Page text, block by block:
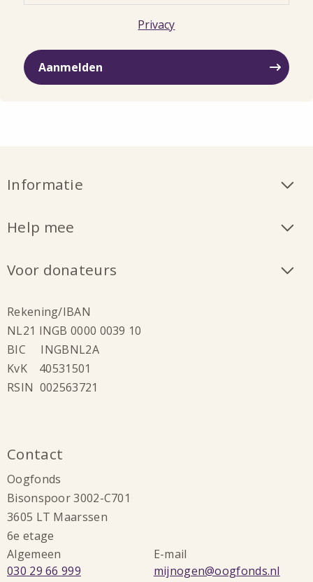
Privacy
Informatie
Help mee
Voor donateurs
Rekening/IBAN
NL21 INGB 0000 0039 10
BIC INGBNL2A
KvK 40531501
RSIN 002563721
Contact
Oogfonds
Bisonspoor 3002-C701
3605 LT Maarssen
6e etage
Algemeen
Bel:
030 29 66 999
E-mail
Stuur
mijnogen@oogfonds.nl